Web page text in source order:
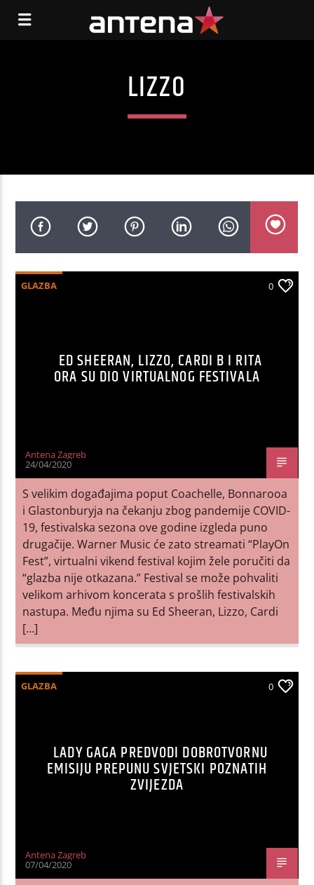
LIZZO
GLAZBA 0
ED SHEERAN, LIZZO, CARDI B I RITA
ORA SU DIO VIRTUALNOG FESTIVALA
Antena Zagreb
24/04/2020
S velikim događajima poput Coachelle, Bonnarooa
i Glastonburyja na čekanju zbog pandemije COVID-
19, festivalska sezona ove godine izgleda puno
drugačije. Warner Music će zato streamati “PlayOn
Fest”, virtualni vikend festival kojim žele poručiti da
“glazba nije otkazana.” Festival se može pohvaliti
velikom arhivom koncerata s prošlih festivalskih
nastupa. Među njima su Ed Sheeran, Lizzo, Cardi
[…]
GLAZBA 0
LADY GAGA PREDVODI DOBROTVORNU
EMISIJU PREPUNU SVJETSKI POZNATIH
ZVIJEZDA
Antena Zagreb
07/04/2020